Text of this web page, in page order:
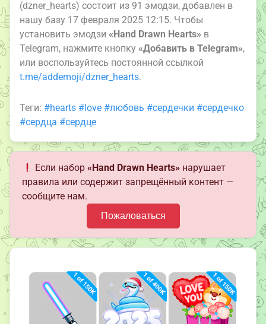
(dzner_hearts) состоит из 91 эмодзи, добавлен в
нашу базу 17 февраля 2025 12:15. Чтобы
установить эмодзи «Hand Drawn Hearts» в
Telegram, нажмите кнопку «Добавить в Telegram»,
или воспользуйтесь постоянной ссылкой
t.me/addemoji/dzner_hearts.
Теги: #hearts #love #любовь #сердечки #сердечко
#сердца #сердце
Если набор«Hand Drawn Hearts» нарушает
правила или содержит запрещённый контент —
сообщите нам.
Пожаловаться